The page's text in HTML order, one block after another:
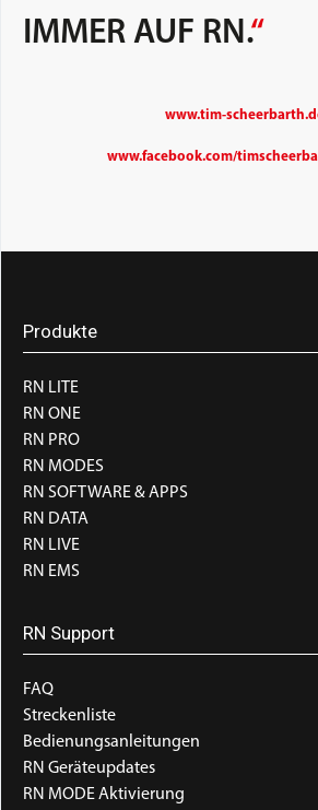
IMMER AUF RN.“
www.tim-
www.facebook.com/
Produkte
RN LITE
RN ONE
RN PRO
RN MODES
RN SOFTWARE & APPS
RN DATA
RN LIVE
RN EMS
RN Support
FAQ
Streckenliste
Bedienungsanleitungen
RN Geräteupdates
RN MODE Aktivierung